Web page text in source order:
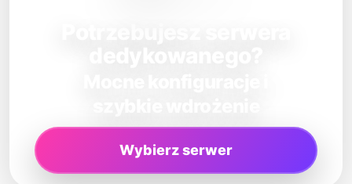
Wybierz serwer